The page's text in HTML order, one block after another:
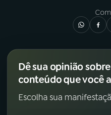
Dê sua opinião
conteúdo que você
Escolha sua